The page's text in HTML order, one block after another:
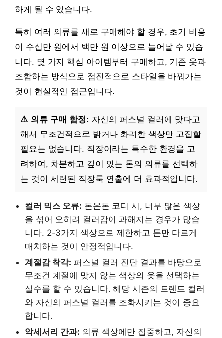
하게 될 수 있습니다.
특히 여러 의류를 새로 구매해야 할 경우, 초기 비용
이 수십만 원에서 백만 원 이상으로 늘어날 수 있습
니다. 몇 가지 핵심 아이템부터 구매하고, 기존 옷과
조합하는 방식으로 점진적으로 스타일을 바꿔가는
것이 현실적인 접근입니다.
⚠️ 의류 구매 함정: 자신의 퍼스널 컬러에 맞다고
해서 무조건적으로 밝거나 화려한 색상만 고집할
필요는 없습니다. 직장이라는 특수한 환경을 고
려하여, 차분하고 깊이 있는 톤의 의류를 선택하
는 것이 세련된 직장룩 연출에 더 효과적입니다.
컬러 믹스 오류: 톤온톤 코디 시, 너무 많은 색상
을 섞어 오히려 컬러감이 과해지는 경우가 많습
니다. 2-3가지 색상으로 제한하고 톤만 다르게
매치하는 것이 안정적입니다.
계절감 착각: 퍼스널 컬러 진단 결과를 바탕으로
무조건 계절에 맞지 않는 색상의 옷을 선택하는
실수를 할 수 있습니다. 해당 시즌의 트렌드 컬러
와 자신의 퍼스널 컬러를 조화시키는 것이 중요
합니다.
악세서리 간과: 의류 색상에만 집중하고, 자신의